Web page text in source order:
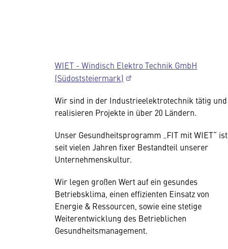
WIET - Windisch Elektro Technik GmbH
(Südoststeiermark)
Wir sind in der Industrieelektrotechnik tätig und
realisieren Projekte in über 20 Ländern.
Unser Gesundheitsprogramm „FIT mit WIET“ ist
seit vielen Jahren fixer Bestandteil unserer
Unternehmenskultur.
Wir legen großen Wert auf ein gesundes
Betriebsklima, einen effizienten Einsatz von
Energie & Ressourcen, sowie eine stetige
Weiterentwicklung des Betrieblichen
Gesundheitsmanagement.